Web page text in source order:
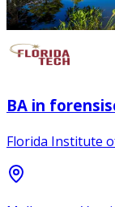
BA in
Florida Institute